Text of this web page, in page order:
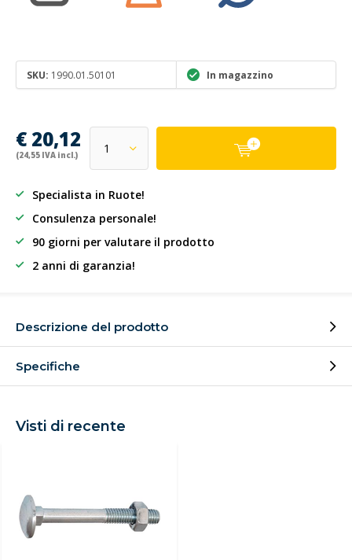
SKU: 1990.01.50101 In magazzino
€ 20,12
(24,55 IVA incl.)
Specialista in Ruote!
Consulenza personale!
90 giorni per valutare il prodotto
2 anni di garanzia!
Descrizione del prodotto
Specifiche
Visti di recente